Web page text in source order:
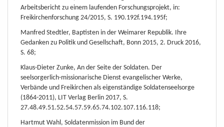
Arbeitsbericht zu einem laufenden Forschungsprojekt, in:
Freikirchenforschung 24/2015, S. 190.192f.194.195f;
Manfred Stedtler, Baptisten in der Weimarer Republik. Ihre
Gedanken zu Politik und Gesellschaft, Bonn 2015, 2. Druck 2016,
S. 68;
Klaus-Dieter Zunke, An der Seite der Soldaten. Der
seelsorgerlich-missionarische Dienst evangelischer Werke,
Verbände und Freikirchen als eigenständige Soldatenseelsorge
(1864-2011), LIT Verlag Berlin 2017, S.
27.48.49.51.52.54.57.59.65.74.102.107.116.118;
Hartmut Wahl, Soldatenmission im Bund der